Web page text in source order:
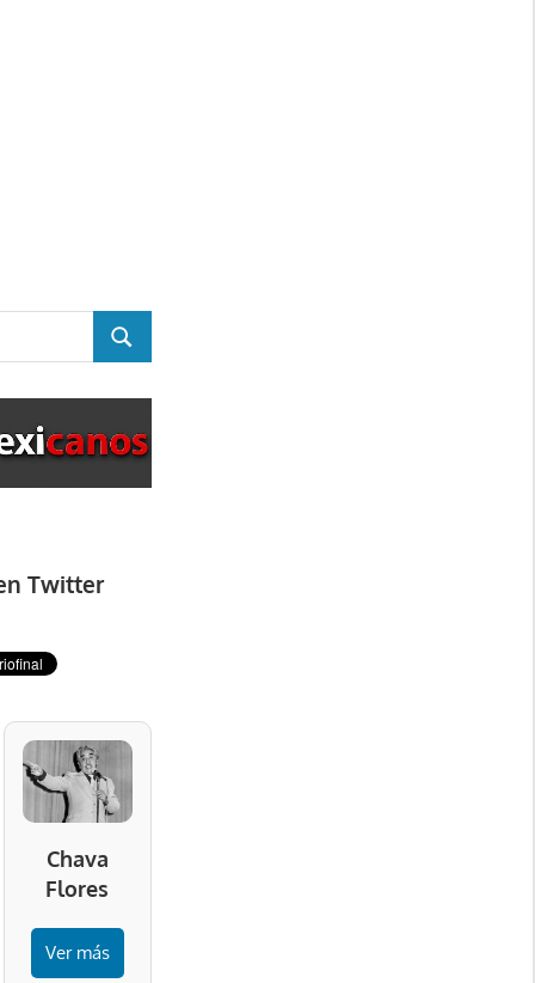
BUSCAR
Twitter
Chava
Flores
Ver más